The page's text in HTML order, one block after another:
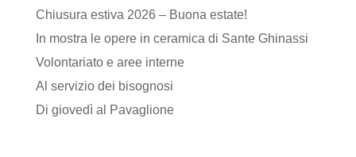
Chiusura estiva 2026 – Buona estate!
In mostra le opere in ceramica di Sante Ghinassi
Volontariato e aree interne
Al servizio dei bisognosi
Di giovedì al Pavaglione